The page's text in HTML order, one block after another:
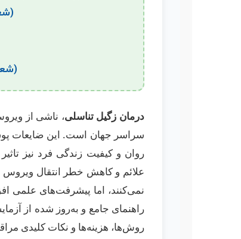
درمان زگیل تناسلی
سراسر جهان است. این ضایعات
روان و کیفیت زندگی فرد نیز
علائم و کاهش خطر انتقال
نمی‌کنند، اما پیشرفت‌های علمی
راهنمای جامع و به‌روز شده از
روش‌ها، هزینه‌ها و نکات کلیدی